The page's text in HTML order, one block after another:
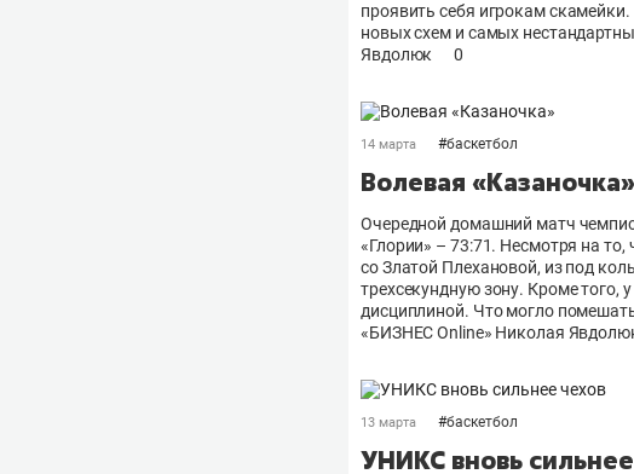
проявить себя игрокам
новых схем и самых
Явдолюк
0
14 марта #баскетбол
Волевая «Казаночка»
Очередной домашний матч
«Глории» – 73:71. Несмотря на
со Златой Плехановой, из под
трехсекундную зону. Кроме
дисциплиной. Что могло
«БИЗНЕС Online» Николая
13 марта #баскетбол
УНИКС вновь